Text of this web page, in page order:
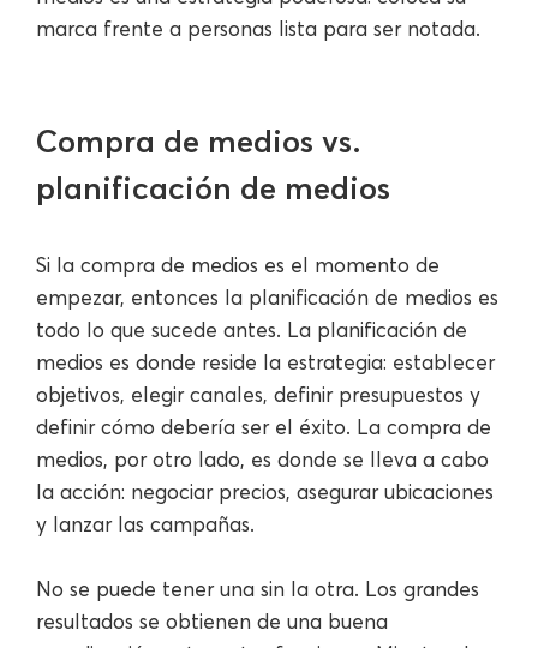
marca frente a personas lista para ser notada.
Compra de medios vs.
planificación de medios
Si la compra de medios es el momento de
empezar, entonces la planificación de medios es
todo lo que sucede antes. La planificación de
medios es donde reside la estrategia: establecer
objetivos, elegir canales, definir presupuestos y
definir cómo debería ser el éxito. La compra de
medios, por otro lado, es donde se lleva a cabo
la acción: negociar precios, asegurar ubicaciones
y lanzar las campañas.
No se puede tener una sin la otra. Los grandes
resultados se obtienen de una buena